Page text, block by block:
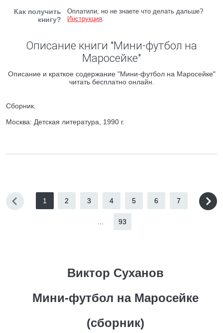
Как получить
книгу?
Оплатили, но не знаете что делать дальше?
Инструкция.
Описание книги "Мини-футбол на
Маросейке"
Описание и краткое содержание "Мини-футбол на Маросейке"
читать бесплатно онлайн.
Сборник.
Москва: Детская литература, 1990 г.
1 2 3 4 5 6 7
93
Виктор Суханов
Мини-футбол на Маросейке
(сборник)